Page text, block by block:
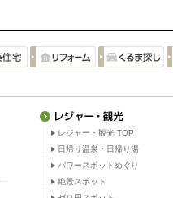
レジャー・観光 TOP
日帰り温泉・日帰り湯
パワースポットめぐり
絶景スポット